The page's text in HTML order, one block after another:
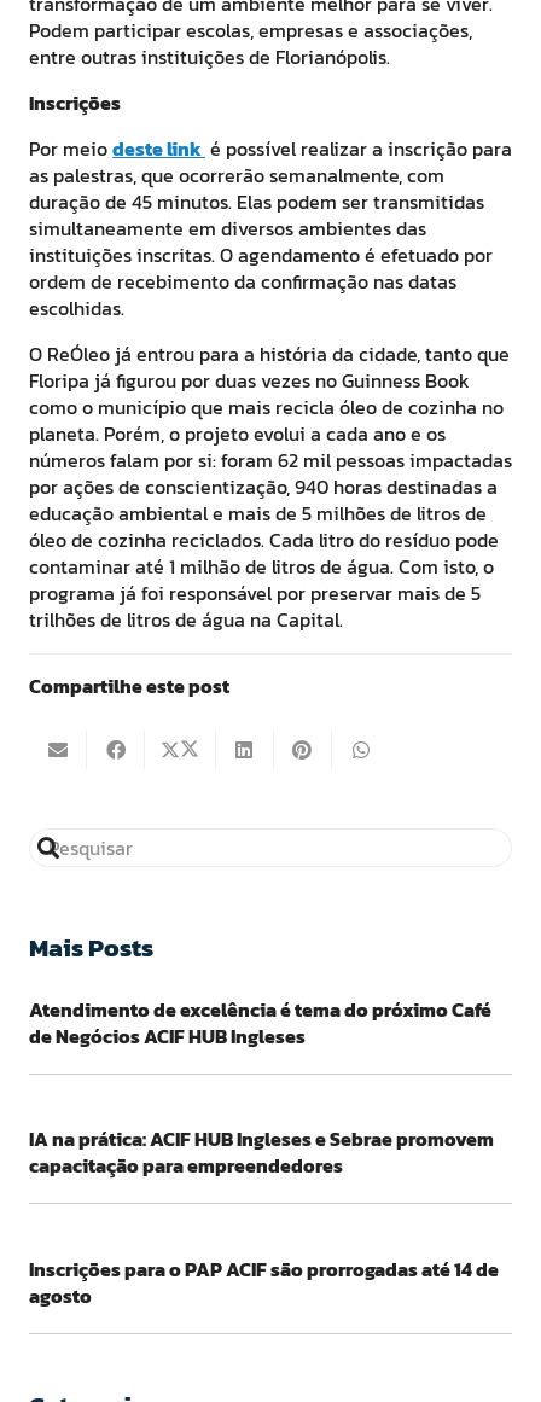
Podem participar escolas, empresas e associações,
entre outras instituições de Florianópolis.
Inscrições
Por meiodeste link é possível realizar a inscrição para
as palestras, que ocorrerão semanalmente, com
duração de 45 minutos. Elas podem ser transmitidas
simultaneamente em diversos ambientes das
instituições inscritas.O agendamento é efetuado por
ordem de recebimento da confirmação nas datas
escolhidas.
O ReÓleo já entrou para a história da cidade, tanto que
Floripa já figurou por duas vezes no Guinness Book
como o município que mais recicla óleo de cozinha no
planeta. Porém, o projeto evolui a cada ano e os
números falam por si: foram 62 mil pessoas impactadas
por ações de conscientização, 940 horas destinadas a
educação ambiental e mais de 5 milhões de litros de
óleo de cozinha reciclados.Cada litro do resíduo pode
contaminar até 1 milhão de litros de água. Com isto, o
programa já foi responsável por preservar mais de 5
trilhões de litros de água na Capital.
Compartilhe este post
Mais Posts
Atendimento de excelência é tema do próximo Café
de Negócios ACIF HUB Ingleses
IA na prática: ACIF HUB Ingleses e Sebrae promovem
capacitação para empreendedores
Inscrições para o PAP ACIF são prorrogadas até 14 de
agosto